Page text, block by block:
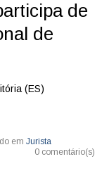
de
de
(ES)
em Jurista
0 comentário(s)